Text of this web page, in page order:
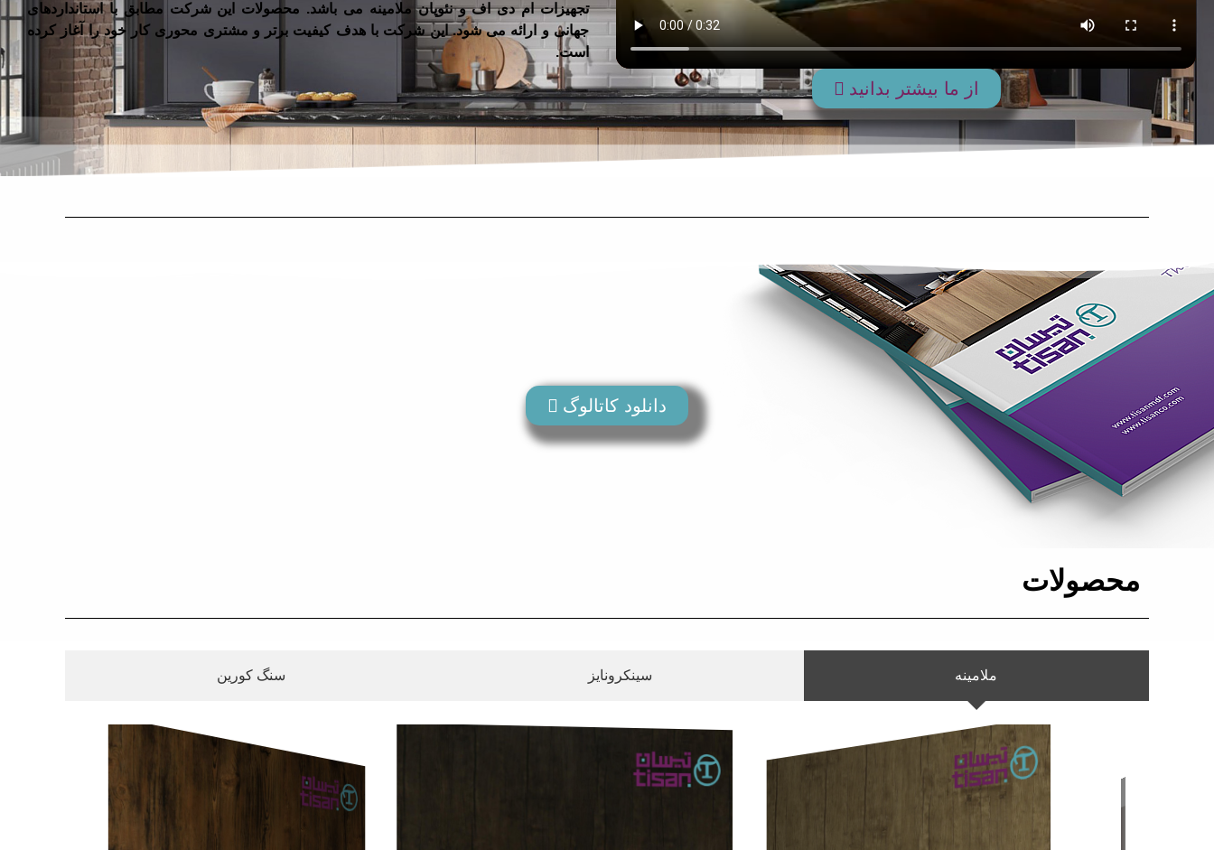
از ما بیشتر بدانید
تجهیزات ام دی اف و نئوپان ملامینه می باشد. محصولات این شرکت مطابق با استانداردهای
جهانی و ارائه می شود. این شرکت با هدف کیفیت برتر و مشتری محوری کار خود را آغاز کرده
است.
دانلود کاتالوگ
محصولات
ملامینه سینکرونایز سنگ کورین